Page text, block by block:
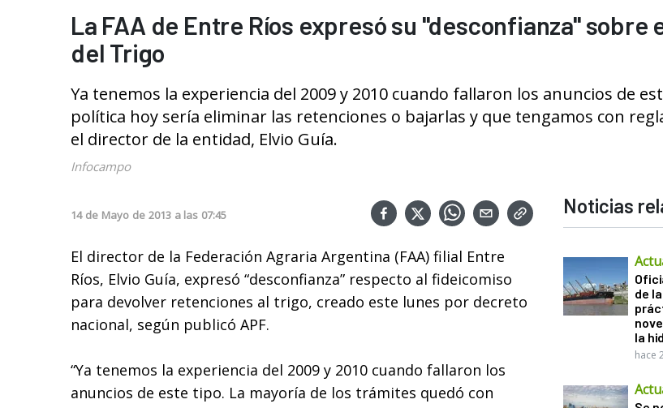
La FAA de Entre Ríos expresó su "desconfianza" sobre
del Trigo
Ya tenemos la experiencia del 2009 y 2010 cuando fallaron los anuncios de
política hoy sería eliminar las retenciones o bajarlas y que tengamos con
el director de la entidad, Elvio Guía.
Infocampo
14 de Mayo de 2013 a las 07:45
El director de la Federación Agraria Argentina (FAA) filial Entre
Ríos, Elvio Guía, expresó “desconfianza” respecto al fideicomiso
para devolver retenciones al trigo, creado este lunes por decreto
nacional, según publicó APF.
“Ya tenemos la experiencia del 2009 y 2010 cuando fallaron los
anuncios de este tipo. La mayoría de los trámites quedó con
Noticias
de
la
hace